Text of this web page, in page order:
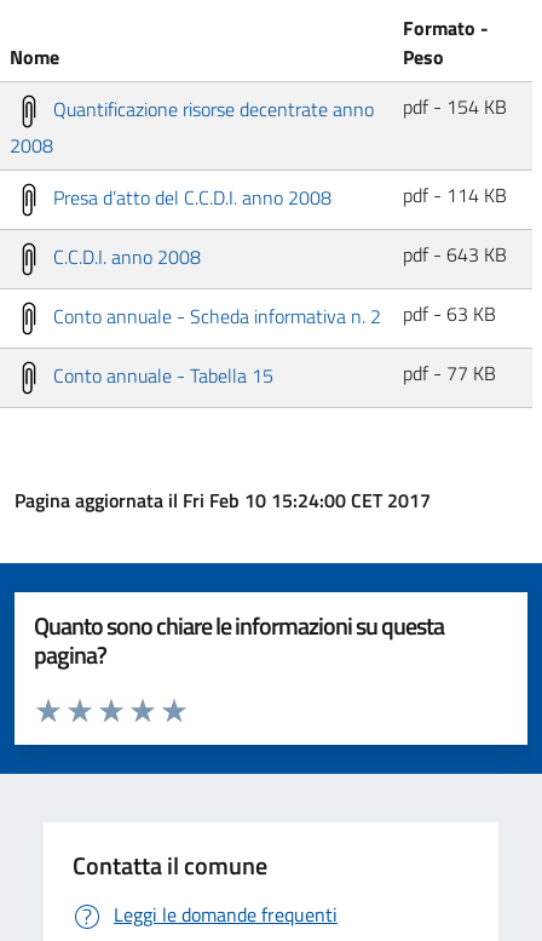
Nome
Formato -
Peso
Quantificazione risorse decentrate anno
2008
pdf - 154 KB
Presa d’atto del C.C.D.I. anno 2008 pdf - 114 KB
C.C.D.I. anno 2008 pdf - 643 KB
Conto annuale - Scheda informativa n. 2 pdf - 63 KB
Conto annuale - Tabella 15 pdf - 77 KB
Pagina aggiornata il Fri Feb 10 15:24:00 CET 2017
Quanto sono chiare le informazioni su questa
pagina?
Valuta da 1 a 5 stelle la pagina
Valuta 5 stelle su 5
Valuta 4 stelle su 5
Valuta 3 stelle su 5
Valuta 2 stelle su 5
Valuta 1 stelle su 5
Contatta il comune
Leggi le domande frequenti